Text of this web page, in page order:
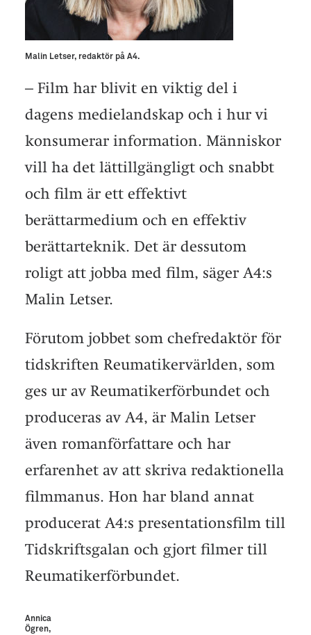
Malin Letser, redaktör på A4.
– Film har blivit en viktig del i
dagens medielandskap och i hur vi
konsumerar information. Människor
vill ha det lättillgängligt och snabbt
och film är ett effektivt
berättarmedium och en effektiv
berättarteknik. Det är dessutom
roligt att jobba med film, säger A4:s
Malin Letser.
Förutom jobbet som chefredaktör för
tidskriften Reumatikervärlden, som
ges ur av Reumatikerförbundet och
produceras av A4, är Malin Letser
även romanförfattare och har
erfarenhet av att skriva redaktionella
filmmanus. Hon har bland annat
producerat A4:s presentationsfilm till
Tidskriftsgalan och gjort filmer till
Reumatikerförbundet.
Annica
Ögren,